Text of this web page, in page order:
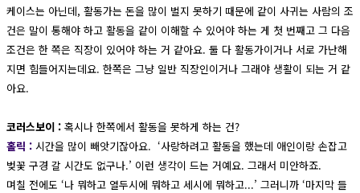
케이스는 아닌데, 활동가는 돈을 많이 벌지 못하기 때문에 같이 사귀는 사람의 조
건은 말이 통해야 하고 활동을 같이 이해할 수 있어야 하는 게 첫 번째고 그 다음
조건은 한 쪽은 직장이 있어야 하는 거 같아요. 둘 다 활동가이거나 서로 가난해
지면 힘들어지는데요. 한쪽은 그냥 일반 직장인이거나 그래야 생활이 되는 거 같
아요.
코러스보이 : 혹시나 한쪽에서 활동을 못하게 하는 건?
홀릭 : 시간을 많이 빼앗기잖아요. ‘사랑하려고 활동을 했는데 애인이랑 손잡고
벚꽃 구경 갈 시간도 없구나.’ 이런 생각이 드는 거예요. 그래서 미안하죠.
며칠 전에도 ‘나 뭐하고 열두시에 뭐하고 세시에 뭐하고...’ 그러니까 ‘마지막 들